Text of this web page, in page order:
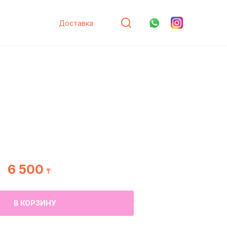
Доставка
6 500 ₸
В КОРЗИНУ